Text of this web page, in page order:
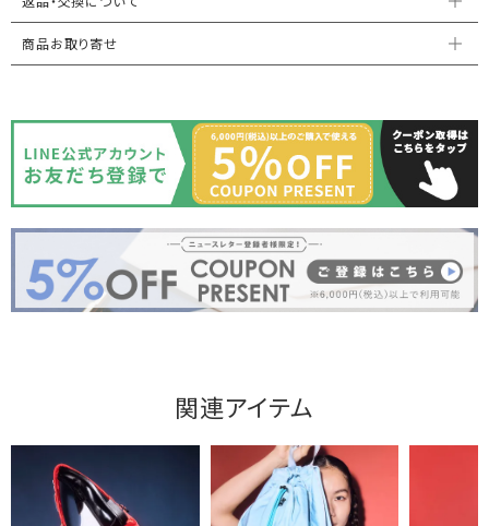
商品お取り寄せ
関連アイテム